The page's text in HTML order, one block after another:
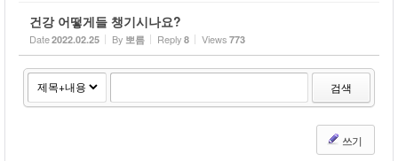
건강 어떻게들 챙기시나요?
Date2022.02.25 By 뽀름 Reply 8 Views 773
검색
쓰기